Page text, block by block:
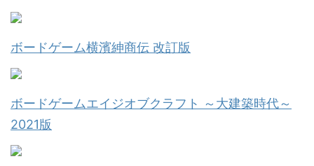
ボードゲーム横濱紳商伝 改訂版
ボードゲームエイジオブクラフト ～大建築時代～
2021版